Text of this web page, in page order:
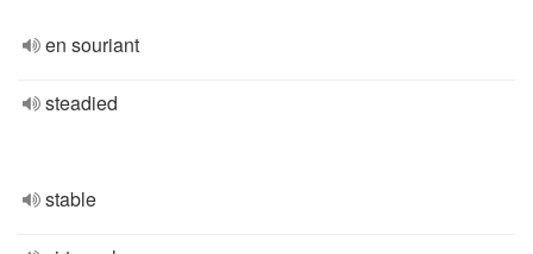
en souriant
steadied
stable